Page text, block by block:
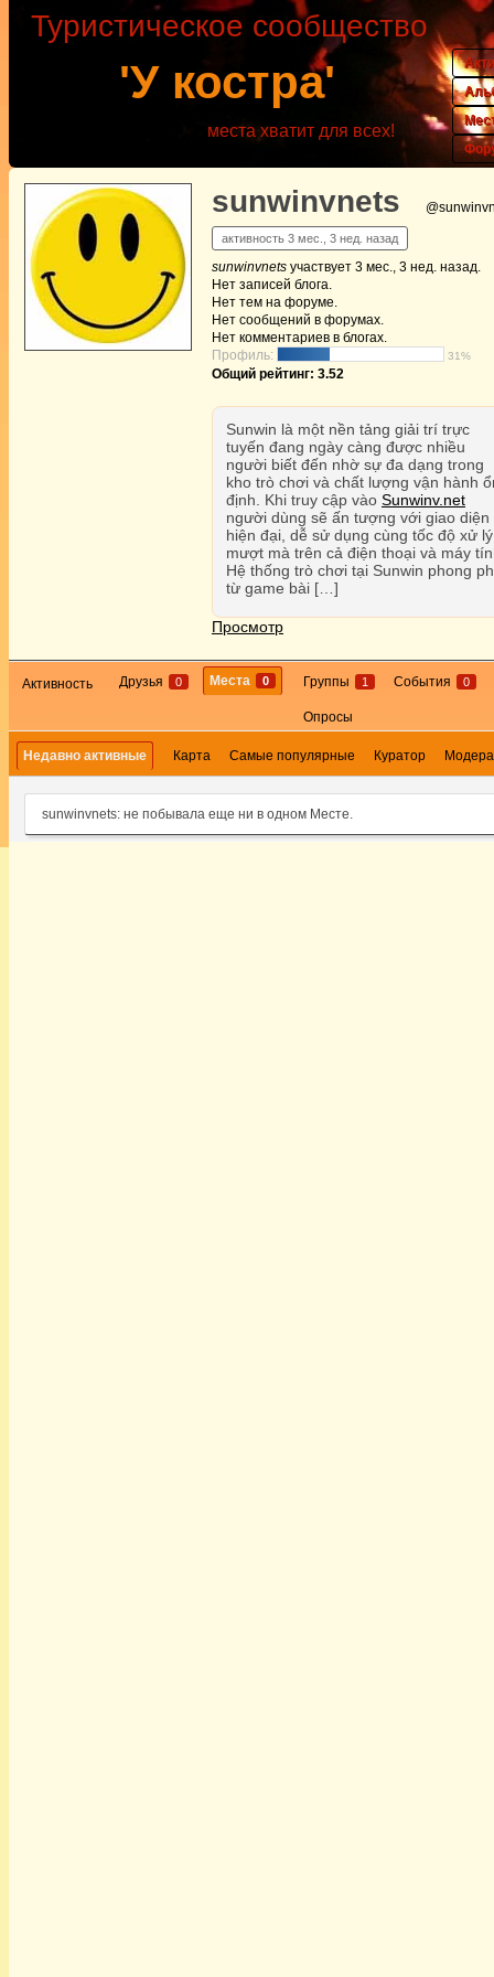
'У костра'
Туристическое сообщество
места хватит для всех!
sunwinvnets
активность 3 мес., 3 нед. назад
sunwinvnets участвует 3 мес., 3 нед. назад.
Нет записей блога.
Нет тем на форуме.
Нет сообщений в форумах.
Нет комментариев в блогах.
Профиль:
31%
Общий рейтинг: 3.52
Sunwin là một nền tảng giải trí trực
tuyến đang ngày càng được nhiều
người biết đến nhờ sự đa dạng trong
kho trò chơi và chất lượng vận hành
định. Khi truy cập vào Sunwinv.net
người dùng sẽ ấn tượng với giao diện
hiện đại, dễ sử dụng cùng tốc độ xử lý
mượt mà trên cả điện thoại và máy
Hệ thống trò chơi tại Sunwin phong
từ game bài […]
Просмотр
Активность Друзья 0 Места 0 Группы 1 События 0
Опросы
Недавно активные Карта Самые популярные Куратор
sunwinvnets: не побывала еще ни в одном Месте.